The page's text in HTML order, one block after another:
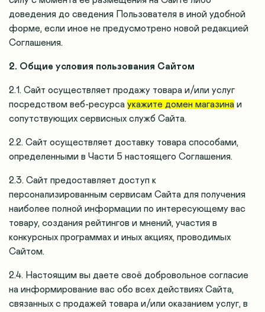
доведения до сведения Пользователя в иной удобной
форме, если иное не предусмотрено новой редакцией
Соглашения.
2. Общие условия пользования Сайтом
2.1. Сайт осуществляет продажу товара и/или услуг
посредством веб-ресурса укажите домен магазина и
сопутствующих сервисных служб Сайта.
2.2. Сайт осуществляет доставку товара способами,
определенными в Части 5 настоящего Соглашения.
2.3. Сайт предоставляет доступ к
персонализированным сервисам Сайта для получения
наиболее полной информации по интересующему вас
товару, создания рейтингов и мнений, участия в
конкурсных программах и иных акциях, проводимых
Сайтом.
2.4. Настоящим вы даете своё добровольное согласие
на информирование вас обо всех действиях Сайта,
связанных с продажей товара и/или оказанием услуг, в